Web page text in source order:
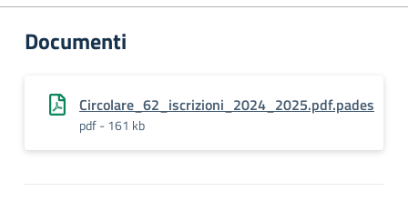
Documenti
Circolare_62_iscrizioni_2024_2025.pdf.pades
pdf - 161 kb